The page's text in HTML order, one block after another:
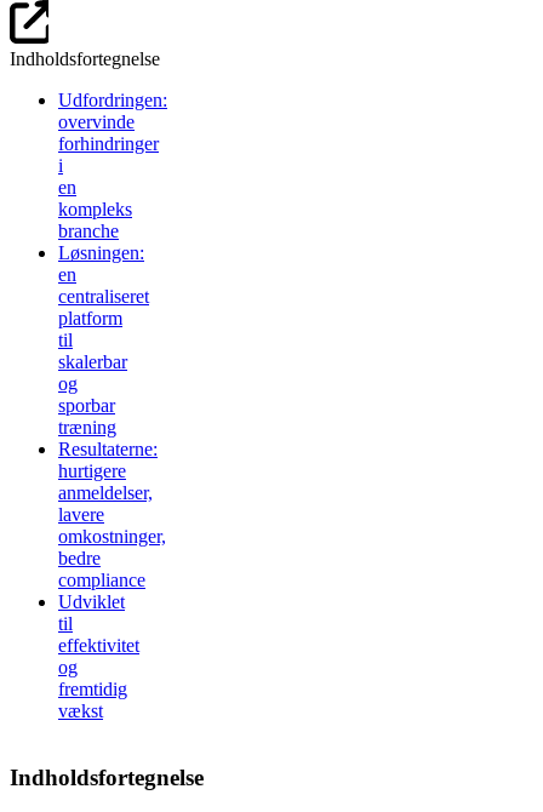
Indholdsfortegnelse
Udfordringen:
overvinde
forhindringer
i
en
kompleks
branche
Løsningen:
en
centraliseret
platform
til
skalerbar
og
sporbar
træning
Resultaterne:
hurtigere
anmeldelser,
lavere
omkostninger,
bedre
compliance
Udviklet
til
effektivitet
og
fremtidig
vækst
Indholdsfortegnelse